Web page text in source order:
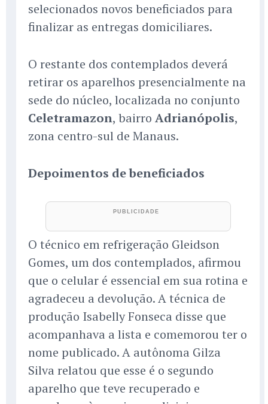
selecionados novos beneficiados para
finalizar as entregas domiciliares.
O restante dos contemplados deverá
retirar os aparelhos presencialmente na
sede do núcleo, localizada no conjunto
Celetramazon, bairro Adrianópolis,
zona centro-sul de Manaus.
Depoimentos de beneficiados
O técnico em refrigeração Gleidson
Gomes, um dos contemplados, afirmou
que o celular é essencial em sua rotina e
agradeceu a devolução. A técnica de
produção Isabelly Fonseca disse que
acompanhava a lista e comemorou ter o
nome publicado. A autônoma Gilza
Silva relatou que esse é o segundo
aparelho que teve recuperado e